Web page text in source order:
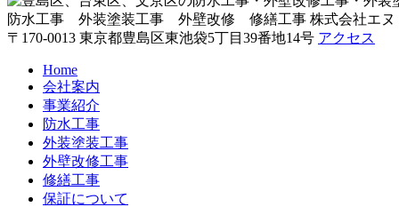
防水工事 外装塗装工事 外壁改修 修繕工事 株式会社エヌ
〒170-0013 東京都豊島区東池袋5丁目39番地14号 アクセス
Home
会社案内
事業紹介
防水工事
外装塗装工事
外壁改修工事
修繕工事
保証について